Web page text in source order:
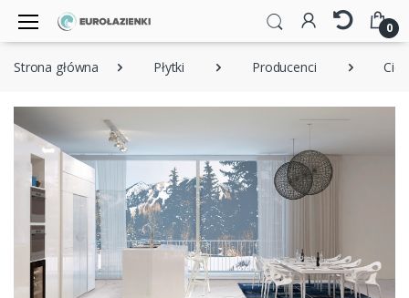
0
Strona główna Płytki Producenci